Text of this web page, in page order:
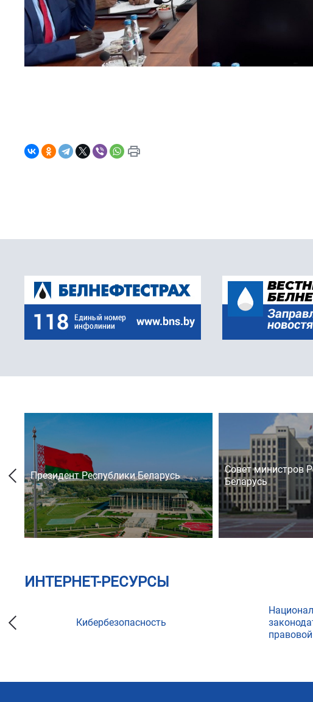
Президент Республики Беларусь
Совет министров
Беларусь
ИНТЕРНЕТ-РЕСУРСЫ
Кибербезопасность